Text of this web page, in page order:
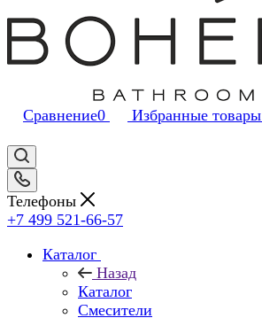
Сравнение0 Избранные товары
Телефоны
+7 499 521-66-57
Каталог
Назад
Каталог
Смесители